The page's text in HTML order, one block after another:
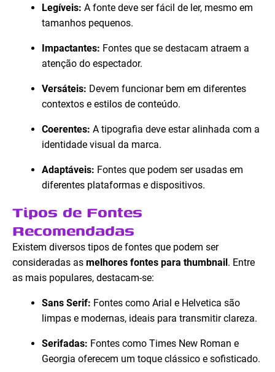
Legíveis: A fonte deve ser fácil de ler, mesmo em
tamanhos pequenos.
Impactantes: Fontes que se destacam atraem a
atenção do espectador.
Versáteis: Devem funcionar bem em diferentes
contextos e estilos de conteúdo.
Coerentes: A tipografia deve estar alinhada com a
identidade visual da marca.
Adaptáveis: Fontes que podem ser usadas em
diferentes plataformas e dispositivos.
Tipos de Fontes
Recomendadas
Existem diversos tipos de fontes que podem ser
consideradas as melhores fontes para thumbnail . Entre
as mais populares, destacam-se:
Sans Serif: Fontes como Arial e Helvetica são
limpas e modernas, ideais para transmitir clareza.
Serifadas: Fontes como Times New Roman e
Georgia oferecem um toque clássico e sofisticado.